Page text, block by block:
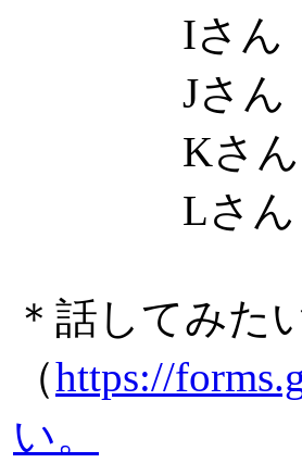
Iさん
Jさん
Kさん
Lさん
＊話してみた
（https://
い。